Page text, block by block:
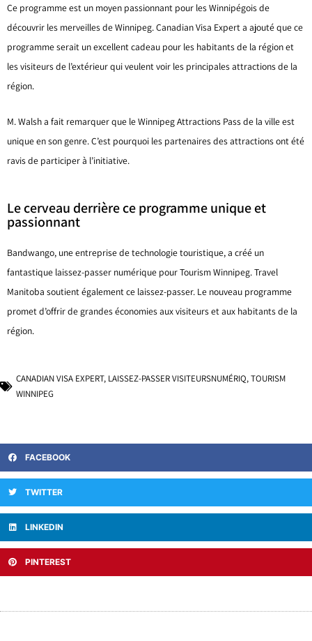
Ce programme est un moyen passionnant pour les Winnipégois de
découvrir les merveilles de Winnipeg. Canadian Visa Expert a ajouté que ce
programme serait un excellent cadeau pour les habitants de la région et
les visiteurs de l’extérieur qui veulent voir les principales attractions de la
région.
M. Walsh a fait remarquer que le Winnipeg Attractions Pass de la ville est
unique en son genre. C’est pourquoi les partenaires des attractions ont été
ravis de participer à l’initiative.
Le cerveau derrière ce programme unique et
passionnant
Bandwango, une entreprise de technologie touristique, a créé un
fantastique laissez-passer numérique pour Tourism Winnipeg. Travel
Manitoba soutient également ce laissez-passer. Le nouveau programme
promet d’offrir de grandes économies aux visiteurs et aux habitants de la
région.
CANADIAN VISA EXPERT, LAISSEZ-PASSER VISITEURSNUMÉRIQ,TOURISM
WINNIPEG
FACEBOOK
TWITTER
LINKEDIN
PINTEREST